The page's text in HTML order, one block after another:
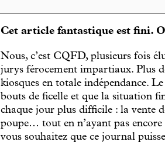
Cet article fantastique est fini.
Nous, c’est CQFD, plusieurs fois
jurys férocement impartiaux. Plus
kiosques en totale indépendance.
bouts de ficelle et que la situation
chaque jour plus difficile : la vente
poupe… tout en n’ayant pas
vous souhaitez que ce journal